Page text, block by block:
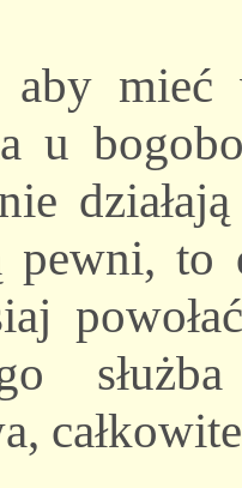
mieć
u
to